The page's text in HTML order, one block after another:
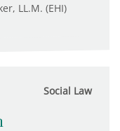
LL.M. (EHI)
Social Law